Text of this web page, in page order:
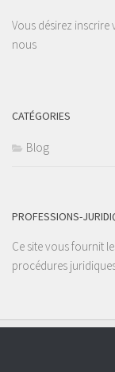
Vous désirez inscrire
nous
CATÉGORIES
Blog
PROFESSIONS-
Ce site vous fournit
procédures